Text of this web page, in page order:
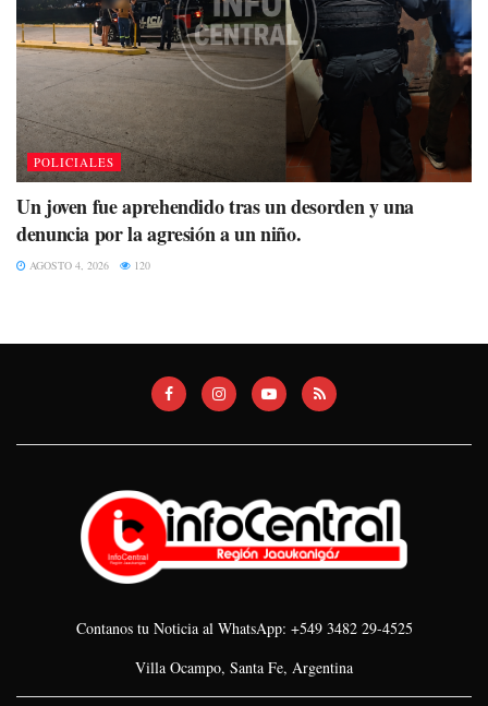
POLICIALES
Un joven fue aprehendido tras un desorden y una
denuncia por la agresión a un niño.
AGOSTO 4, 2026 120
Contanos tu Noticia al WhatsApp: +549 3482 29-4525
Villa Ocampo, Santa Fe, Argentina